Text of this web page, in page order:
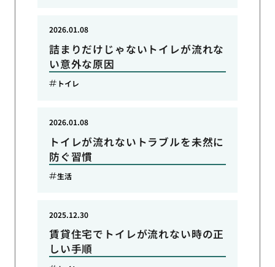
詰まりだけじゃないトイレが流れな
い意外な原因
2026.01.08
トイレ
トイレが流れないトラブルを未然に
防ぐ習慣
2026.01.08
生活
賃貸住宅でトイレが流れない時の正
しい手順
2025.12.30